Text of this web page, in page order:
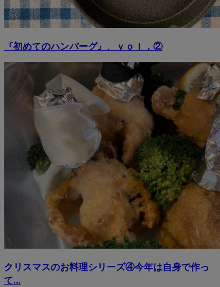
『初めてのハンバーグ』、ｖｏｌ．②
クリスマスのお料理シリーズ④今年は自身で作っ
て...